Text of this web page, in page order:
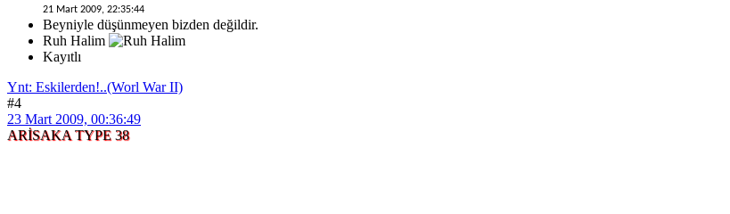
21 Mart 2009, 22:35:44
Beyniyle düşünmeyen bizden değildir.
Ruh Halim
Kayıtlı
Ynt: Eskilerden!..(Worl War II)
#4
23 Mart 2009, 00:36:49
ARİSAKA TYPE 38